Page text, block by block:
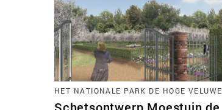
HET NATIONALE PARK DE HOGE VELUWE